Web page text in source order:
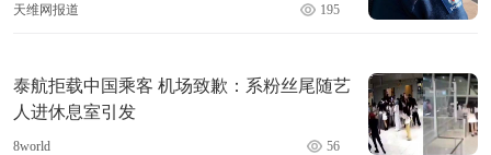
天维网报道 195
泰航拒载中国乘客 机场致歉：系粉丝尾随艺
人进休息室引发
8world 56